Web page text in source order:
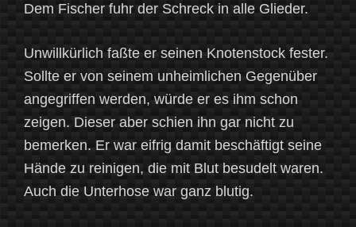
Dem Fischer fuhr der Schreck in alle Glieder.
Unwillkürlich faßte er seinen Knotenstock fester.
Sollte er von seinem unheimlichen Gegenüber
angegriffen werden, würde er es ihm schon
zeigen. Dieser aber schien ihn gar nicht zu
bemerken. Er war eifrig damit beschäftigt seine
Hände zu reinigen, die mit Blut besudelt waren.
Auch die Unterhose war ganz blutig.